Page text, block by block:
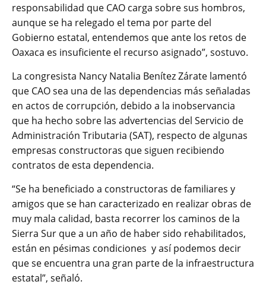
responsabilidad que CAO carga sobre sus hombros,
aunque se ha relegado el tema por parte del
Gobierno estatal, entendemos que ante los retos de
Oaxaca es insuficiente el recurso asignado”, sostuvo.
La congresista Nancy Natalia Benítez Zárate lamentó
que CAO sea una de las dependencias más señaladas
en actos de corrupción, debido a la inobservancia
que ha hecho sobre las advertencias del Servicio de
Administración Tributaria (SAT), respecto de algunas
empresas constructoras que siguen recibiendo
contratos de esta dependencia.
“Se ha beneficiado a constructoras de familiares y
amigos que se han caracterizado en realizar obras de
muy mala calidad, basta recorrer los caminos de la
Sierra Sur que a un año de haber sido rehabilitados,
están en pésimas condiciones y así podemos decir
que se encuentra una gran parte de la infraestructura
estatal”, señaló.